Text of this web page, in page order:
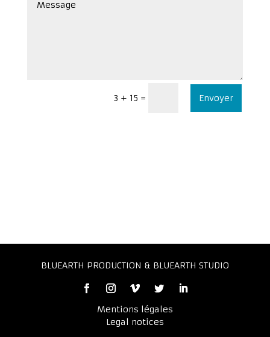
3 + 15 = Envoyer
BLUEARTH PRODUCTION & BLUEARTH STUDIO
Mentions légales
Legal notices